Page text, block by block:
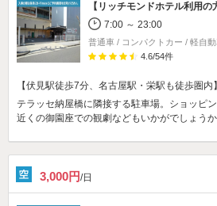
【リッチモンドホテル利用の
7:00 ～ 23:00
普通車 / コンパクトカー / 軽自
4.6/54件
【伏見駅徒歩7分、名古屋駅・栄駅も徒歩圏内】
テラッセ納屋橋に隣接する駐車場。ショッピ
近くの御園座での観劇などもいかがでしょうか
3,000円/日